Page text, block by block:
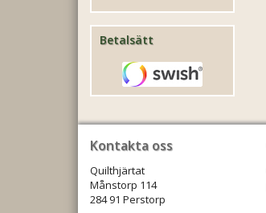
Betalsätt
Kontakta oss
Quilthjärtat
Månstorp 114
284 91 Perstorp